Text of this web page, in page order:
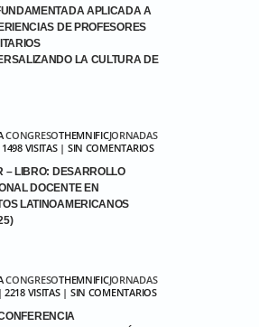
APLICADA A
DE PROFESORES
LA CULTURA DE
CONGRESOTHEMNIFICJORNADAS
VISITAS | SIN COMENTARIOS
– LIBRO: DESARROLLO
DOCENTE EN
LATINOAMERICANOS
CONGRESOTHEMNIFICJORNADAS
VISITAS | SIN COMENTARIOS
CONFERENCIA